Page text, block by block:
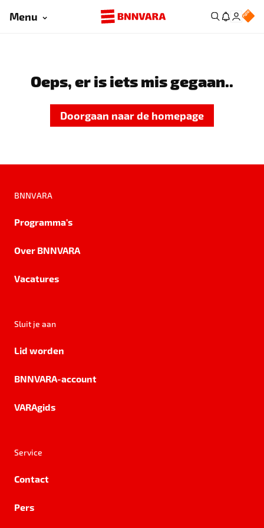
Menu
Oeps, er is iets mis gegaan..
Doorgaan naar de homepage
BNNVARA
Programma's
Over BNNVARA
Vacatures
Sluit je aan
Lid worden
BNNVARA-account
VARAgids
Service
Contact
Pers